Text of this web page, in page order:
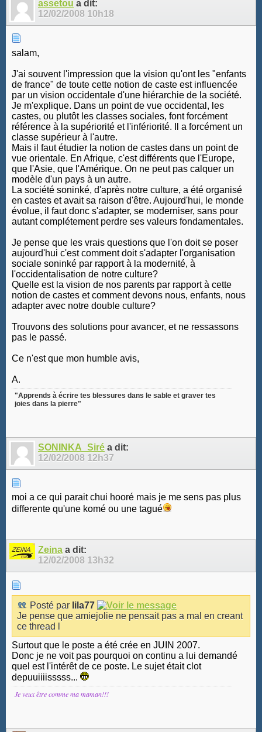
assetou a dit:
12/02/2008 10h18
salam,
J'ai souvent l'impression que la vision qu'ont les "enfants
de france" de toute cette notion de caste est influencée
par un vision occidentale d'une hiérarchie de la société.
Je m'explique. Dans un point de vue occidental, les
castes, ou plutôt les classes sociales, font forcément
référence à la supériorité et l'infériorité. Il a forcément un
classe supérieur à l'autre.
Mais il faut étudier la notion de castes dans un point de
vue orientale. En Afrique, c'est différents que l'Europe,
que l'Asie, que l'Amérique. On ne peut pas calquer un
modèle d'un pays à un autre.
La société soninké, d'après notre culture, a été organisé
en castes et avait sa raison d'être. Aujourd'hui, le monde
évolue, il faut donc s'adapter, se moderniser, sans pour
autant complétement perdre ses valeurs fondamentales.
Je pense que les vrais questions que l'on doit se poser
aujourd'hui c'est comment doit s'adapter l'organisation
sociale soninké par rapport à la modernité, à
l'occidentalisation de notre culture?
Quelle est la vision de nos parents par rapport à cette
notion de castes et comment devons nous, enfants, nous
adapter avec notre double culture?
Trouvons des solutions pour avancer, et ne ressassons
pas le passé.
Ce n'est que mon humble avis,
A.
"Apprends à écrire tes blessures dans le sable et graver tes
joies dans la pierre"
SONINKA_Siré a dit:
12/02/2008 12h37
moi a ce qui parait chui hooré mais je me sens pas plus
differente qu'une komé ou une tagué
Zeina a dit:
12/02/2008 13h32
Posté par lila77
Je pense que amiejolie ne pensait pas a mal en creant
ce thread l
Surtout que le poste a été crée en JUIN 2007.
Donc je ne voit pas pourquoi on continu a lui demandé
quel est l'intérêt de ce poste. Le sujet était clot
depuuiiiisssss...
Je veux être comme ma maman!!!